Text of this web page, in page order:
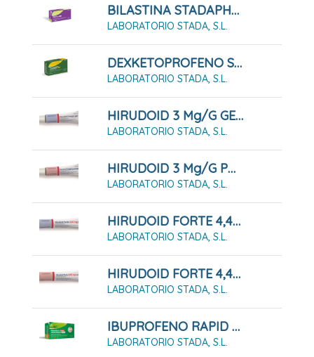
BILASTINA STADAPHARM 20mg Comprimidos EFG
LABORATORIO STADA, S.L.
DEXKETOPROFENO STADAPHARM 25 MG SOLUCION ORAL EFG
LABORATORIO STADA, S.L.
HIRUDOID 3 Mg/g GEL , 1 Tubo De 40 G
LABORATORIO STADA, S.L.
HIRUDOID 3 Mg/g POMADA , 1 Tubo De 40 G
LABORATORIO STADA, S.L.
HIRUDOID FORTE 4,45 Mg/g GEL , 1 Tubo De 60 G
LABORATORIO STADA, S.L.
HIRUDOID FORTE 4,45 Mg/g POMADA , 1 Tubo De 60 G
LABORATORIO STADA, S.L.
IBUPROFENO RAPID STADAPHARM 400 MG CÁPSULAS BLANDAS
LABORATORIO STADA, S.L.